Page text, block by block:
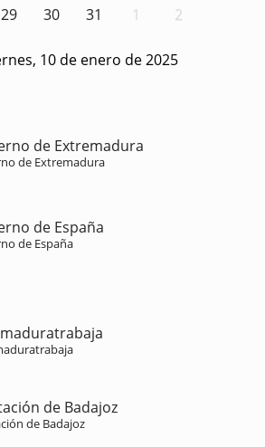
29 30 31 1 2
10 de enero de 2025
de Extremadura
de Extremadura
de España
de España
de Badajoz
de Badajoz